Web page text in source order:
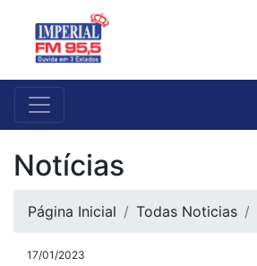
Notícias
Página Inicial Todas Noticias
17/01/2023